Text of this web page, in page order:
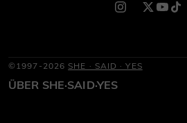
©1997-2026 SHE · SAID · YES
ÜBER SHE·SAID·YES